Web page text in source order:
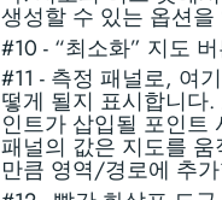
생성할 수 있는 옵션
#10 - “최소화” 지도
#11 - 측정 패널로, 여
떻게 될지 표시합니다
인트가 삽입될 포인트
패널의 값은 지도를
만큼 영역/경로에 추